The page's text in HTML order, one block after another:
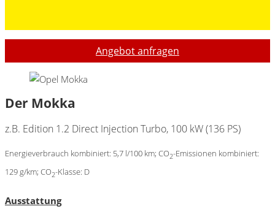
Angebot anfragen
Der Mokka
z.B. Edition 1.2 Direct Injection Turbo, 100 kW (136 PS)
Energieverbrauch kombiniert: 5,7 l/100 km; CO2-Emissionen kombiniert:
129 g/km; CO2-Klasse: D
Ausstattung